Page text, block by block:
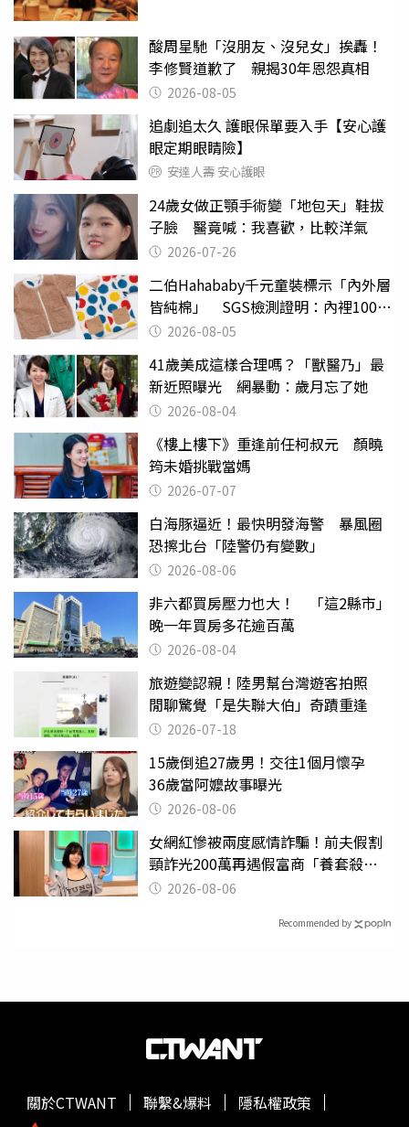
酸周星馳「沒朋友、沒兒女」挨轟！
李修賢道歉了 親揭30年恩怨真相
2026-08-05
追劇追太久 護眼保單要入手【安心護
眼定期眼睛險】
安達人壽 安心護眼
24歲女做正顎手術變「地包天」鞋拔
子臉 醫竟喊：我喜歡，比較洋氣
2026-07-26
二伯Hahababy千元童裝標示「內外層
皆純棉」 SGS檢測證明：內裡100%
聚酯纖維
2026-08-05
41歲美成這樣合理嗎？「獸醫乃」最
新近照曝光 網暴動：歲月忘了她
2026-08-04
《樓上樓下》重逢前任柯叔元 顏曉
筠未婚挑戰當媽
2026-07-07
白海豚逼近！最快明發海警 暴風圈
恐擦北台「陸警仍有變數」
2026-08-06
非六都買房壓力也大！ 「這2縣市」
晚一年買房多花逾百萬
2026-08-04
旅遊變認親！陸男幫台灣遊客拍照
閒聊驚覺「是失聯大伯」奇蹟重逢
2026-07-18
15歲倒追27歲男！交往1個月懷孕
36歲當阿嬤故事曝光
2026-08-06
女網紅慘被兩度感情詐騙！前夫假割
頸詐光200萬再遇假富商「養套殺
2000萬」
2026-08-06
Recommended by
關於CTWANT 聯繫&爆料
隱私權政策